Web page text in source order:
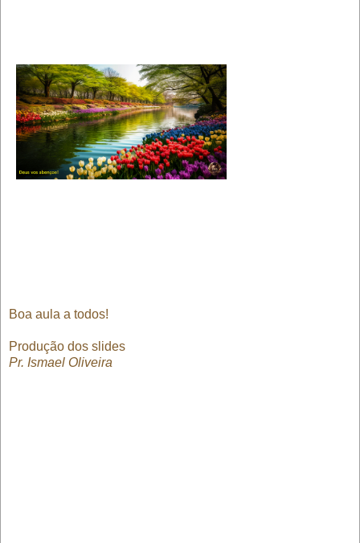
Boa aula a todos!
Produção dos slides
Pr. Ismael Oliveira